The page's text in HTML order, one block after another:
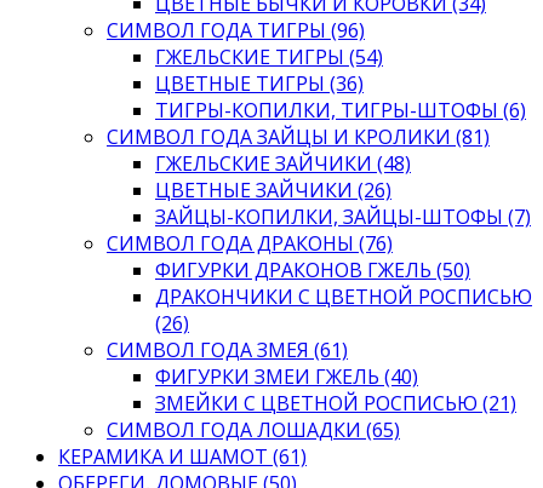
СИМВОЛ ГОДА ТИГРЫ (96)
ГЖЕЛЬСКИЕ ТИГРЫ (54)
ЦВЕТНЫЕ ТИГРЫ (36)
ТИГРЫ-КОПИЛКИ, ТИГРЫ-ШТОФЫ (6)
СИМВОЛ ГОДА ЗАЙЦЫ И КРОЛИКИ (81)
ГЖЕЛЬСКИЕ ЗАЙЧИКИ (48)
ЦВЕТНЫЕ ЗАЙЧИКИ (26)
ЗАЙЦЫ-КОПИЛКИ, ЗАЙЦЫ-ШТОФЫ (7)
СИМВОЛ ГОДА ДРАКОНЫ (76)
ФИГУРКИ ДРАКОНОВ ГЖЕЛЬ (50)
ДРАКОНЧИКИ С ЦВЕТНОЙ РОСПИСЬЮ
(26)
СИМВОЛ ГОДА ЗМЕЯ (61)
ФИГУРКИ ЗМЕИ ГЖЕЛЬ (40)
ЗМЕЙКИ С ЦВЕТНОЙ РОСПИСЬЮ (21)
СИМВОЛ ГОДА ЛОШАДКИ (65)
КЕРАМИКА И ШАМОТ (61)